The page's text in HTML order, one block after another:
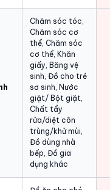
Chăm sóc tóc,
Chăm sóc cơ
thể, Chăm sóc
cơ thể, Khăn
giấy, Băng vệ
sinh, Đồ cho trẻ
sơ sinh, Nước
giặt/ Bột giặt,
Chất tẩy
rửa/diệt côn
trùng/khử mùi,
Đồ dùng nhà
bếp, Đồ gia
dụng khác